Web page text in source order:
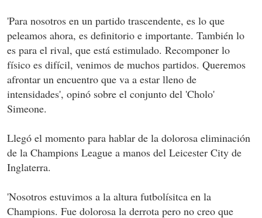
'Para nosotros en un partido trascendente, es lo que
peleamos ahora, es definitorio e importante. También lo
es para el rival, que está estimulado. Recomponer lo
físico es difícil, venimos de muchos partidos. Queremos
afrontar un encuentro que va a estar lleno de
intensidades', opinó sobre el conjunto del 'Cholo'
Simeone.
Llegó el momento para hablar de la dolorosa eliminación
de la Champions League a manos del Leicester City de
Inglaterra.
'Nosotros estuvimos a la altura futbolísitca en la
Champions. Fue dolorosa la derrota pero no creo que